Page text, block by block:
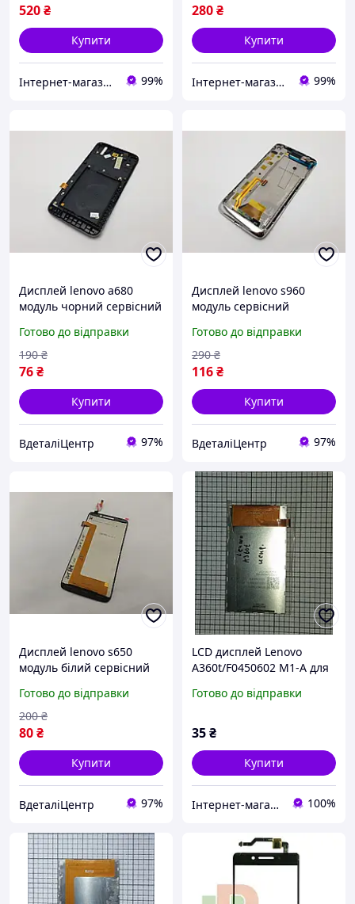
520₴
Купити
Інтернет-магазин "SmartPart" 99%
280₴
Купити
Інтернет-магазин "SmartPart" 99%
Дисплей lenovo a680
модуль чорний сервісний
Готово до відправки
76₴
190 ₴
Купити
ВдеталіЦентр 97%
Дисплей lenovo s960
модуль сервісний
Готово до відправки
116₴
290 ₴
Купити
ВдеталіЦентр 97%
Дисплей lenovo s650
модуль білий сервісний
Готово до відправки
80₴
200 ₴
Купити
ВдеталіЦентр 97%
LCD дисплей Lenovo
A360t/F0450602 M1-A для
Готово до відправки
35₴
Купити
Інтернет-магазин "Он лайн" 100%